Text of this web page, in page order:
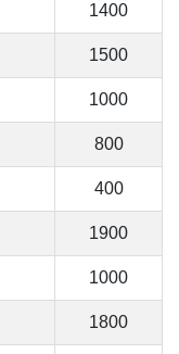
1400
1500
1000
800
400
1900
1000
1800